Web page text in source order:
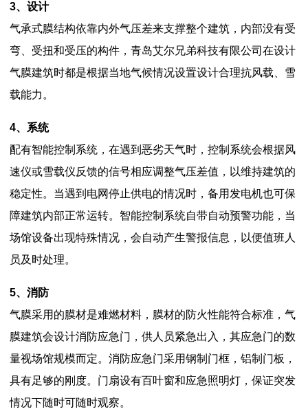
3、设计
气承式膜结构依靠内外气压差来支撑整个建筑，内部没有受
弯、受扭和受压的构件，青岛艾尔兄弟科技有限公司在设计
气膜建筑时都是根据当地气候情况设置设计合理抗风载、雪
载能力。
4、系统
配有智能控制系统，在遇到恶劣天气时，控制系统会根据风
速仪或雪载仪反馈的信号相应调整气压差值，以维持建筑的
稳定性。当遇到电网停止供电的情况时，备用发电机也可保
障建筑内部正常运转。智能控制系统自带自动预警功能，当
场馆设备出现特殊情况，会自动产生警报信息，以便值班人
员及时处理。
5、消防
气膜采用的膜材是难燃材料，膜材的防火性能符合标准，气
膜建筑会设计消防应急门，供人员紧急出入，其应急门的数
量视场馆规模而定。消防应急门采用钢制门框，铝制门板，
具有足够的刚度。门扇设有百叶窗和应急照明灯，保证突发
情况下随时可随时观察。